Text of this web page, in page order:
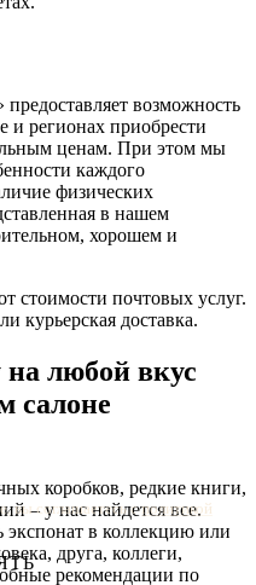
возможность
и регионах приобрести
ценам. При этом мы
каждого
физических
в нашем
хорошем и
стоимости почтовых услуг.
курьерская доставка.
любой вкус
салоне
коробков, редкие книги,
– у нас найдется все.
экспонат в коллекцию или
друга, коллеги,
рекомендации по
вы соглашаетесь сполитикой